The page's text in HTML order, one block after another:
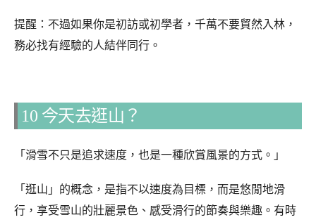
提醒：不過如果你是初訪或初學者，千萬不要貿然入林，
務必找有經驗的人結伴同行。
10 今天去逛山？
「滑雪不只是追求速度，也是一種欣賞風景的方式。」
「逛山」的概念，是指不以速度為目標，而是悠閒地滑
行，享受雪山的壯麗景色、感受滑行的節奏與樂趣。有時